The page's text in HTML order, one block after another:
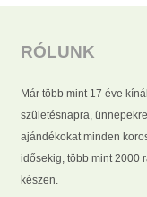
RÓLUNK
Már több mint 17 éve
születésnapra,
ajándékokat minden
idősekig, több mint 2000
készen.